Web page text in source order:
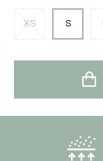
XS S